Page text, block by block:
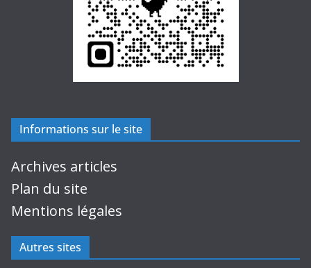
Informations sur le site
Archives articles
Plan du site
Mentions légales
Autres sites